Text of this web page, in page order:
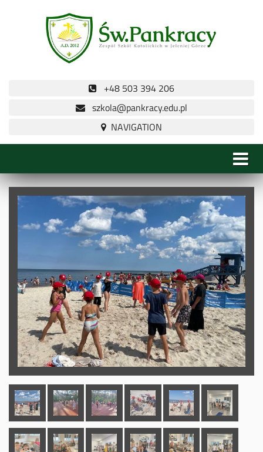
+48 503 394 206
szkola@pankracy.edu.pl